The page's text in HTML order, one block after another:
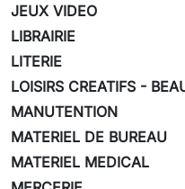
JEUX VIDEO
LIBRAIRIE
LITERIE
LOISIRS CREATIFS -
MANUTENTION
MATERIEL DE BUREAU
MATERIEL MEDICAL